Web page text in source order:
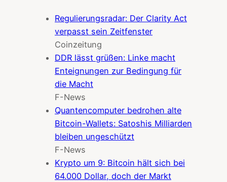
Regulierungsradar: Der Clarity Act
verpasst sein Zeitfenster
Coinzeitung
DDR lässt grüßen: Linke macht
Enteignungen zur Bedingung für
die Macht
F-News
Quantencomputer bedrohen alte
Bitcoin-Wallets: Satoshis Milliarden
bleiben ungeschützt
F-News
Krypto um 9: Bitcoin hält sich bei
64.000 Dollar, doch der Markt